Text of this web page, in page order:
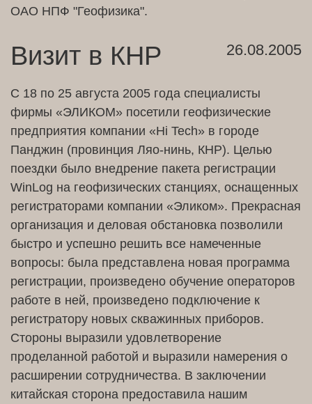
ОАО НПФ "Геофизика".
Визит в КНР 26.08.2005
С 18 по 25 августа 2005 года специалисты
фирмы «ЭЛИКОМ» посетили геофизические
предприятия компании «Hi Tech» в городе
Панджин (провинция Ляо-нинь, КНР). Целью
поездки было внедрение пакета регистрации
WinLog на геофизических станциях, оснащенных
регистраторами компании «Эликом». Прекрасная
организация и деловая обстановка позволили
быстро и успешно решить все намеченные
вопросы: была представлена новая программа
регистрации, произведено обучение операторов
работе в ней, произведено подключение к
регистратору новых скважинных приборов.
Стороны выразили удовлетворение
проделанной работой и выразили намерения о
расширении сотрудничества. В заключении
китайская сторона предоставила нашим